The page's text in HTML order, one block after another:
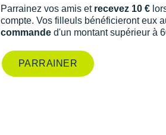
Parrainez vos amis et recevez 10 €
compte. Vos filleuls bénéficieront eux
commanded'un montant supérieur à
PARRAINER